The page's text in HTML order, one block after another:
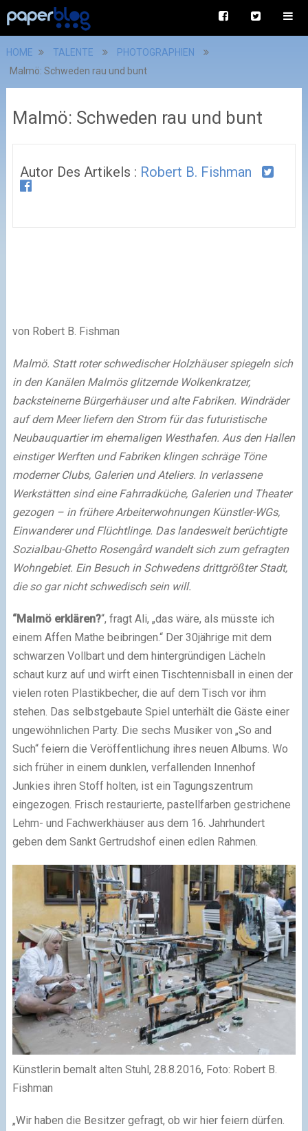
HOME TALENTE
PHOTOGRAPHIEN
Malmö: Schweden rau und bunt
Malmö: Schweden rau und bunt
Autor Des Artikels : Robert B. Fishman
von Robert B. Fishman
Malmö. Statt roter schwedischer Holzhäuser spiegeln sich
in den Kanälen Malmös glitzernde Wolkenkratzer,
backsteinerne Bürgerhäuser und alte Fabriken. Windräder
auf dem Meer liefern den Strom für das futuristische
Neubauquartier im ehemaligen Westhafen. Aus den Hallen
einstiger Werften und Fabriken klingen schräge Töne
moderner Clubs, Galerien und Ateliers. In verlassene
Werkstätten sind eine Fahrradküche, Galerien und Theater
gezogen – in frühere Arbeiterwohnungen Künstler-WGs,
Einwanderer und Flüchtlinge. Das landesweit berüchtigte
Sozialbau-Ghetto Rosengård wandelt sich zum gefragten
Wohngebiet. Ein Besuch in Schwedens drittgrößter Stadt,
die so gar nicht schwedisch sein will.
“Malmö erklären?“, fragt Ali, „das wäre, als müsste ich
einem Affen Mathe beibringen.“ Der 30jährige mit dem
schwarzen Vollbart und dem hintergründigen Lächeln
schaut kurz auf und wirft einen Tischtennisball in einen der
vielen roten Plastikbecher, die auf dem Tisch vor ihm
stehen. Das selbstgebaute Spiel unterhält die Gäste einer
ungewöhnlichen Party. Die sechs Musiker von „So and
Such“ feiern die Veröffentlichung ihres neuen Albums. Wo
sich früher in einem dunklen, verfallenden Innenhof
Junkies ihren Stoff holten, ist ein Tagungszentrum
eingezogen. Frisch restaurierte, pastellfarben gestrichene
Lehm- und Fachwerkhäuser aus dem 16. Jahrhundert
geben dem Sankt Gertrudshof einen edlen Rahmen.
Künstlerin bemalt alten Stuhl, 28.8.2016, Foto: Robert B.
Fishman
„Wir haben die Besitzer gefragt, ob wir hier feiern dürfen.